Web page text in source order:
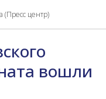
(Пресс центр)
вошли